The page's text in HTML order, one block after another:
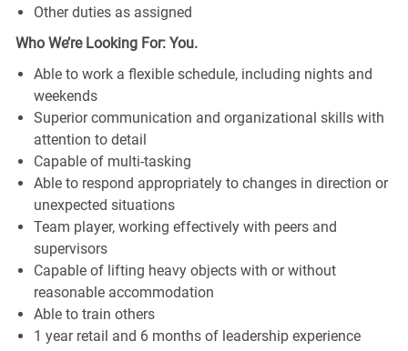
Other duties as assigned
Who We’re Looking For: You.
Able to work a flexible schedule, including nights and
weekends
Superior communication and organizational skills with
attention to detail
Capable of multi-tasking
Able to respond appropriately to changes in direction or
unexpected situations
Team player, working effectively with peers and
supervisors
Capable of lifting heavy objects with or without
reasonable accommodation
Able to train others
1 year retail and 6 months of leadership experience